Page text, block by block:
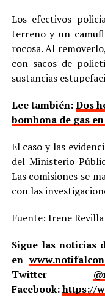
Los efectivos
terreno y un
rocosa. Al
con sacos de
sustancias
Lee también:Dos
bombona de gas
El caso y las
del Ministerio
Las comisiones se
con las
Fuente: Irene
Sigue las noticias
en
Twitter
Facebook:https://